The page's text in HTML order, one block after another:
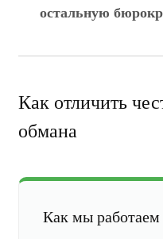
остальную
Как отличить
обмана
Как мы работаем